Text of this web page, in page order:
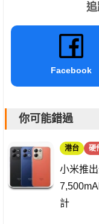
Facebook
你可能錯過
港台 硬
小米推
計